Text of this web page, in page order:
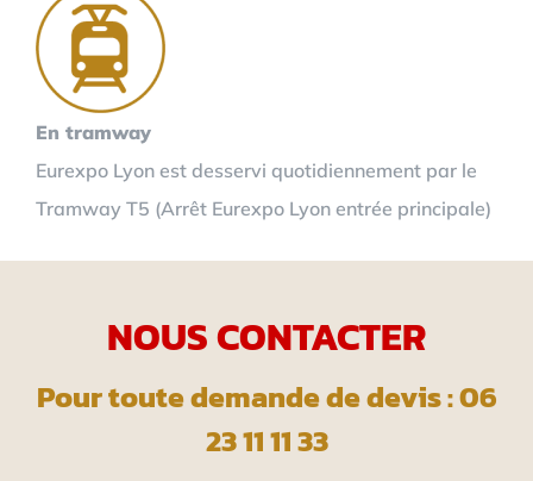
En tramway
Eurexpo Lyon est desservi quotidiennement par le
Tramway T5 (Arrêt Eurexpo Lyon entrée principale)
NOUS CONTACTER
Pour toute demande de devis : 06
23 11 11 33